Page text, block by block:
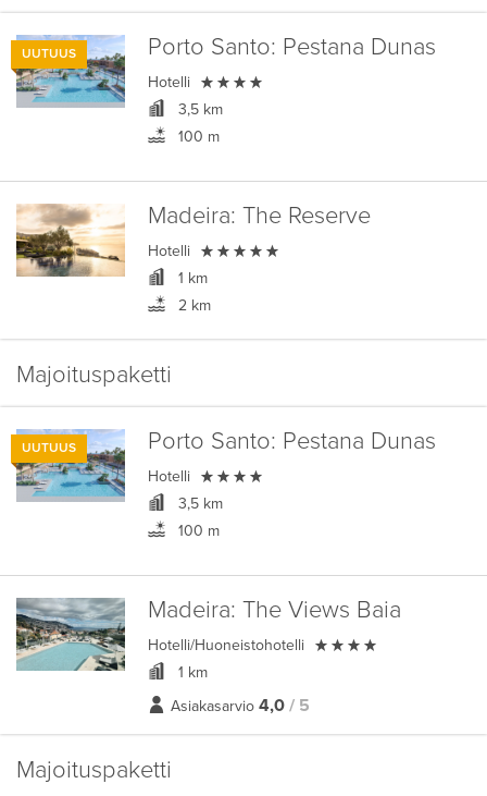
UUTUUS Porto Santo: Pestana Dunas
Hotelli 
3,5 km
100 m
Madeira: The Reserve
Hotelli 
1 km
2 km
Majoituspaketti
UUTUUS Porto Santo: Pestana Dunas
Hotelli 
3,5 km
100 m
Madeira: The Views Baia
Hotelli/Huoneistohotelli 
1 km
Asiakasarvio 4,0 / 5
Majoituspaketti